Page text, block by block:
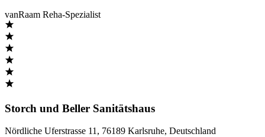
vanRaam Reha-Spezialist
Storch und Beller Sanitätshaus
Nördliche Uferstrasse 11, 76189 Karlsruhe, Deutschland